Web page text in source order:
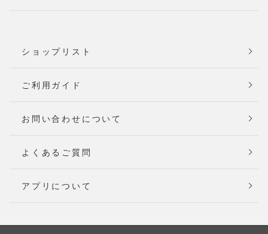
ショップリスト
ご利用ガイド
お問い合わせについて
よくあるご質問
アプリについて